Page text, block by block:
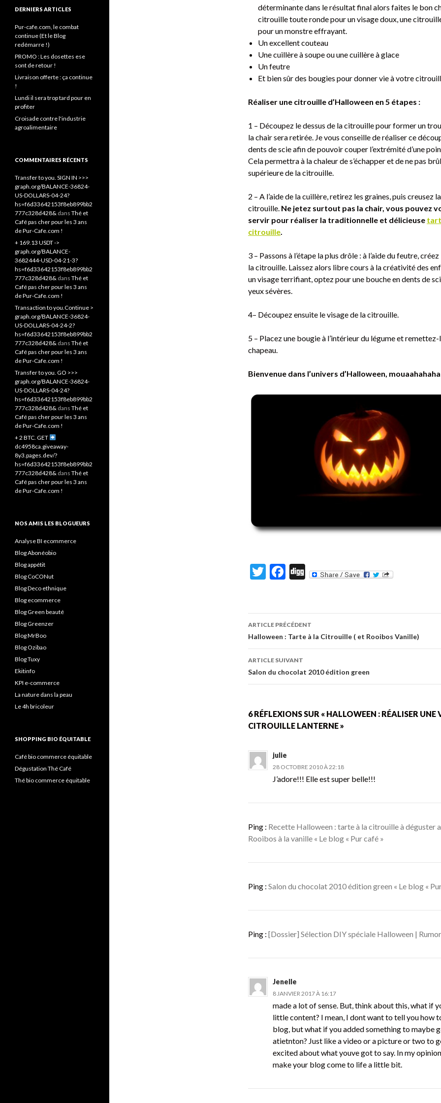
déterminante dans le résultat final alors faites le bon
citrouille toute ronde pour un visage doux, une
pour un monstre effrayant.
Un excellent couteau
Une cuillère à soupe ou une cuillère à glace
Un feutre
Et bien sûr des bougies pour donner vie à votre
Réaliser une citrouille d’Halloween en 5 étapes :
1 – Découpez le dessus de la citrouille pour former un
la chair sera retirée. Je vous conseille de réaliser ce
dents de scie afin de pouvoir couper l’extrémité d’une
Cela permettra à la chaleur de s’échapper et de ne pas
supérieure de la citrouille.
2 – A l’aide de la cuillère, retirez les graines, puis creusez
citrouille. Ne jetez surtout pas la chair, vous pouvez
servir pour réaliser la traditionnelle et délicieuse
citrouille.
3 – Passons à l’étape la plus drôle : à l’aide du feutre,
la citrouille. Laissez alors libre cours à la créativité des
un visage terrifiant, optez pour une bouche en dents de
yeux sévères.
4– Découpez ensuite le visage de la citrouille.
5 – Placez une bougie à l’intérieur du légume et remettez-
chapeau.
Bienvenue dans l’univers d’Halloween,
T
er
F
b
o
o
k
Di
Navigation
des
articles
ARTICLE PRÉCÉDENT
Halloween : Tarte à la Citrouille ( et Rooibos Vanille)
ARTICLE SUIVANT
Salon du chocolat 2010 édition green
6 RÉFLEXIONS SUR « HALLOWEEN : RÉALISER UNE
CITROUILLE LANTERNE »
julie
28 OCTOBRE 2010 À 22:18
J’adore!!! Elle est super belle!!!
Ping : Recette Halloween : tarte à la citrouille à déguster
Rooibos à la vanille « Le blog « Pur café »
Ping : Salon du chocolat 2010 édition green « Le blog «
Ping : [Dossier] Sélection DIY spéciale Halloween |
Jenelle
8 JANVIER 2017 À 16:17
made a lot of sense. But, think about this, what if
little content? I mean, I dont want to tell you how
blog, but what if you added something to maybe
atietnton? Just like a video or a picture or two to
excited about what youve got to say. In my
make your blog come to life a little bit.
DERNIERS ARTICLES
Pur-cafe.com, le combat
continue (Et le Blog
redémarre !)
PROMO : Les dosettes ese
sont de retour !
Livraison offerte : ça continue
!
Lundi il sera trop tard pour en
profiter
Croisade contre l'industrie
agroalimentaire
COMMENTAIRES RÉCENTS
Transfer to you. SIGN IN >>>
graph.org/BALANCE-36824-
US-DOLLARS-04-24?
hs=f6d33642153f8eb899bb2
777c328d428& dans Thé et
Café pas cher pour les 3 ans
de Pur-Cafe.com !
+ 169.13 USDT ->
graph.org/BALANCE-
3682444-USD-04-21-3?
hs=f6d33642153f8eb899bb2
777c328d428& dans Thé et
Café pas cher pour les 3 ans
de Pur-Cafe.com !
Transaction to you.Continue >
graph.org/BALANCE-36824-
US-DOLLARS-04-24-2?
hs=f6d33642153f8eb899bb2
777c328d428& dans Thé et
Café pas cher pour les 3 ans
de Pur-Cafe.com !
Transfer to you. GO >>>
graph.org/BALANCE-36824-
US-DOLLARS-04-24?
hs=f6d33642153f8eb899bb2
777c328d428& dans Thé et
Café pas cher pour les 3 ans
de Pur-Cafe.com !
+ 2 BTC. GET
dc4958ca.giveaway-
8y3.pages.dev/?
hs=f6d33642153f8eb899bb2
777c328d428& dans Thé et
Café pas cher pour les 3 ans
de Pur-Cafe.com !
NOS AMIS LES BLOGUEURS
Analyse BI ecommerce
Blog Abonéobio
Blog appétit
Blog CoCONut
Blog Deco ethnique
Blog ecommerce
Blog Green beauté
Blog Greenzer
Blog MrBoo
Blog Ozibao
Blog Tuxy
Ekitinfo
KPI e-commerce
La nature dans la peau
Le 4h bricoleur
SHOPPING BIO ÉQUITABLE
Café bio commerce équitable
Dégustation Thé Café
Thé bio commerce équitable